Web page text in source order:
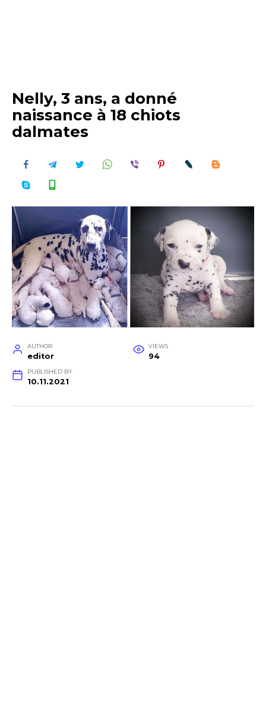
Nelly, 3 ans, a donné
naissance à 18 chiots
dalmates
AUTHOR
editor
VIEWS
94
PUBLISHED BY
10.11.2021